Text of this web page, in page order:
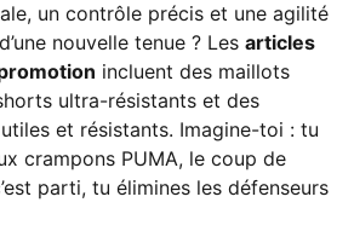
un contrôle précis et une agilité
nouvelle tenue ? Les articles
incluent des maillots
ultra-résistants et des
et résistants. Imagine-toi : tu
crampons PUMA, le coup de
parti, tu élimines les défenseurs